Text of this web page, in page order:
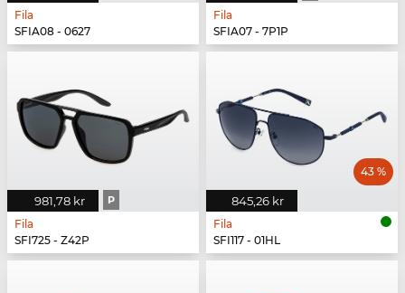
Fila
SFIA08 - 0627
Fila
SFIA07 - 7P1P
981,78 kr P
Fila
SFI725 - Z42P
845,26 kr
43 %
Fila
SFI117 - 01HL